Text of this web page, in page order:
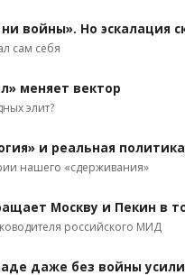
войны». Но эскалация
сам себя
меняет вектор
элит?
и реальная политика
нашего «сдерживания»
Москву и Пекин в
российского МИД
даже без войны